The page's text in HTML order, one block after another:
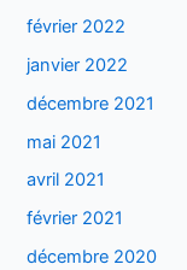
février 2022
janvier 2022
décembre 2021
mai 2021
avril 2021
février 2021
décembre 2020